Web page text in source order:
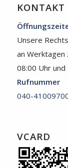
KONTAKT
Unsere
an Werktagen
08:00 Uhr
Rufnummer
040-
VCARD